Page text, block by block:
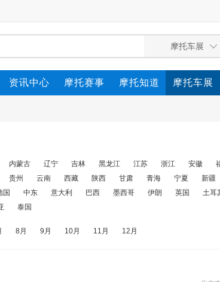
资讯中心 摩托赛事 摩托知道 摩托车展
内蒙古 辽宁 吉林 黑龙江 江苏 浙江 安徽
贵州 云南 西藏 陕西 甘肃 青海 宁夏 新疆
国 中东 意大利 巴西 墨西哥 伊朗 英国 土耳
泰国
8月 9月 10月 11月 12月